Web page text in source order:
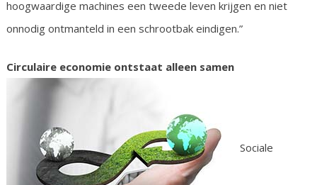
hoogwaardige machines een tweede leven krijgen en niet
onnodig ontmanteld in een schrootbak eindigen.”
Circulaire economie ontstaat alleen samen
Sociale